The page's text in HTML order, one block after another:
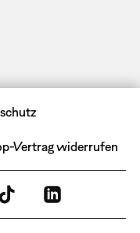
Vertrag widerrufen